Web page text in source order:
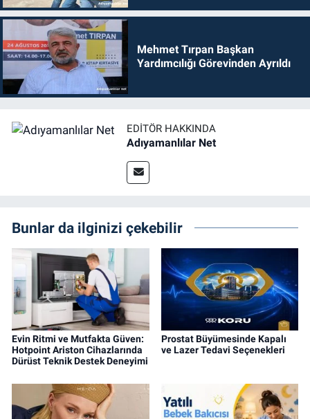
Mehmet Tırpan Başkan
Yardımcılığı Görevinden Ayrıldı
EDITÖR HAKKINDA
Adıyamanlılar Net
Bunlar da ilginizi çekebilir
Evin Ritmi ve Mutfakta Güven:
Hotpoint Ariston Cihazlarında
Dürüst Teknik Destek Deneyimi
Prostat Büyümesinde Kapalı
ve Lazer Tedavi Seçenekleri